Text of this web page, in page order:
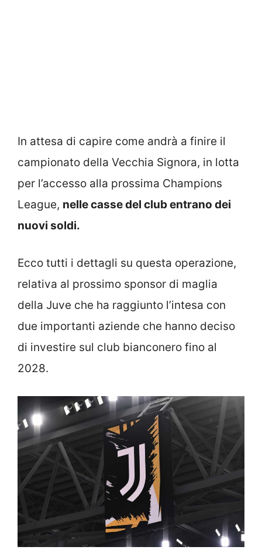
In attesa di capire come andrà a finire il
campionato della Vecchia Signora, in lotta
per l’accesso alla prossima Champions
League, nelle casse del club entrano dei
nuovi soldi.
Ecco tutti i dettagli su questa operazione,
relativa al prossimo sponsor di maglia
della Juve che ha raggiunto l’intesa con
due importanti aziende che hanno deciso
di investire sul club bianconero fino al
2028.